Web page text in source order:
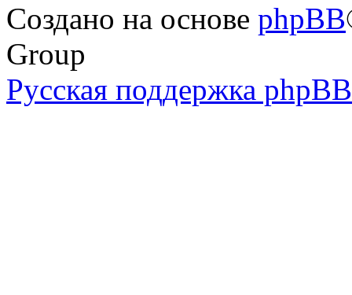
Создано на основе phpBB
Group
Русская поддержка phpBB